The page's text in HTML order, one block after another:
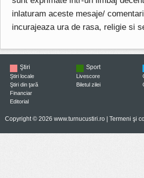
inlaturam aceste mesaje/
incurajeaza ura de rasa, religie si
Ştiri
Ştiri locale
Ştiri din ţară
Financiar
Editorial
Sport
Livescore
Biletul zilei
Copyright © 2026 www.turnucustiri.ro | Termeni şi